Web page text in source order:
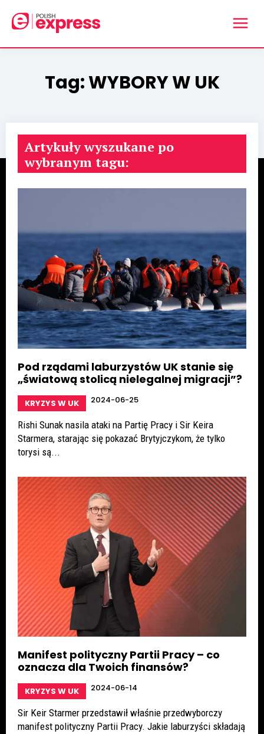
Tag:WYBORY W UK
Artykuły wyszukane po
wybranym tagu:
Pod rządami laburzystów UK stanie się
„światową stolicą nielegalnej migracji”?
KRYZYS W UK 2024-06-25
Rishi Sunak nasila ataki na Partię Pracy i Sir Keira
Starmera, starając się pokazać Brytyjczykom, że tylko
torysi są...
Manifest polityczny Partii Pracy – co
oznacza dla Twoich finansów?
KRYZYS W UK 2024-06-14
Sir Keir Starmer przedstawił właśnie przedwyborczy
manifest polityczny Partii Pracy. Jakie laburzyści składają